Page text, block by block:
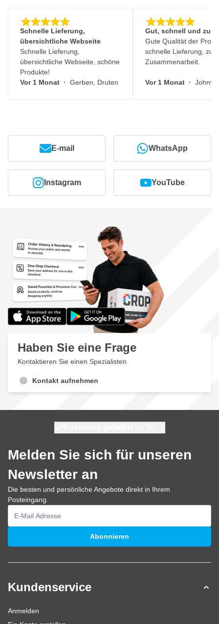
Schnelle Lieferung,
übersichtliche Webseite
Schnelle Lieferung,
übersichtliche Webseite, schöne
Produkte!
Vor 1 Monat · Gerben, Druten
Gut, schnell und
Gute Qualität der
schnelle Lieferung,
Zusammenarbeit.
Vor 1 Monat · Johny,
E-mail WhatsApp
Instagram YouTube
Haben Sie eine Frage
Kontaktieren Sie einen Spezialisten
Kontakt aufnehmen
Melden Sie sich für unseren
Newsletter an
Die besten und persönliche Angebote direkt in Ihrem
Posteingang.
E-Mailadresse
Abonnieren
Kundenservice
Anmelden